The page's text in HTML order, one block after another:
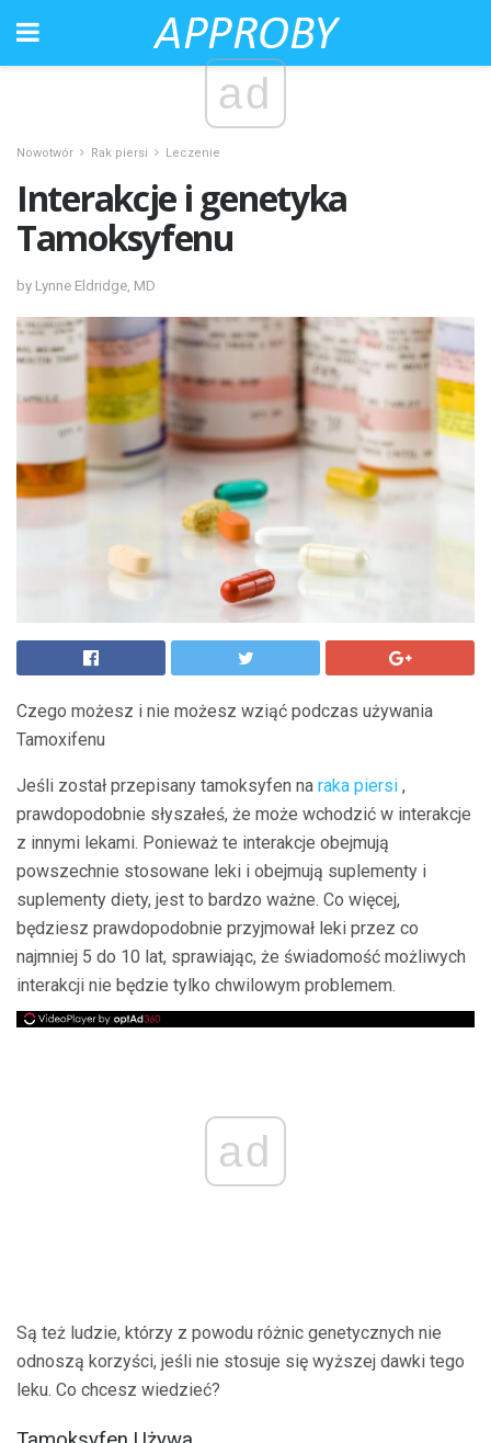
ad
Nowotwór Rak piersi Leczenie
Interakcje i genetyka
Tamoksyfenu
by Lynne Eldridge, MD
Czego możesz i nie możesz wziąć podczas używania
Tamoxifenu
Jeśli został przepisany tamoksyfen na raka piersi ,
prawdopodobnie słyszałeś, że może wchodzić w interakcje
z innymi lekami. Ponieważ te interakcje obejmują
powszechnie stosowane leki i obejmują suplementy i
suplementy diety, jest to bardzo ważne. Co więcej,
będziesz prawdopodobnie przyjmował leki przez co
najmniej 5 do 10 lat, sprawiając, że świadomość możliwych
interakcji nie będzie tylko chwilowym problemem.
ad
Są też ludzie, którzy z powodu różnic genetycznych nie
odnoszą korzyści, jeśli nie stosuje się wyższej dawki tego
leku. Co chcesz wiedzieć?